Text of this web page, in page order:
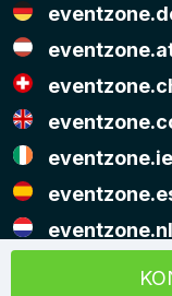
eventzone.ie
eventzone.nl
© Copyright